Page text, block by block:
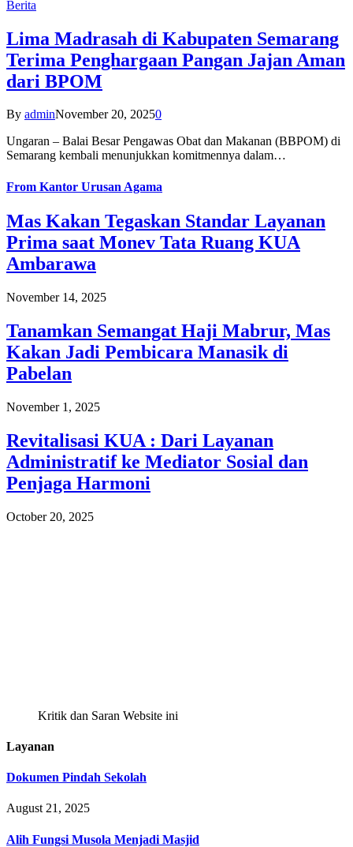
Berita
Lima Madrasah di Kabupaten Semarang
Terima Penghargaan Pangan Jajan Aman
dari BPOM
By adminNovember 20, 20250
Ungaran – Balai Besar Pengawas Obat dan Makanan (BBPOM) di
Semarang kembali menunjukkan komitmennya dalam…
From Kantor Urusan Agama
Mas Kakan Tegaskan Standar Layanan
Prima saat Monev Tata Ruang KUA
Ambarawa
November 14, 2025
Tanamkan Semangat Haji Mabrur, Mas
Kakan Jadi Pembicara Manasik di
Pabelan
November 1, 2025
Revitalisasi KUA : Dari Layanan
Administratif ke Mediator Sosial dan
Penjaga Harmoni
October 20, 2025
Kritik dan Saran Website ini
Layanan
Dokumen Pindah Sekolah
August 21, 2025
Alih Fungsi Musola Menjadi Masjid